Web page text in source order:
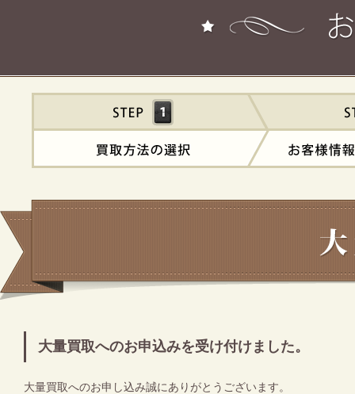
大量買取へのお申込みを受け付けました。
大量買取へのお申し込み誠にありがとうございます。